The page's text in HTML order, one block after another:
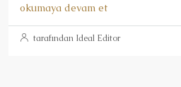
okumaya devam et
tarafından Ideal Editor